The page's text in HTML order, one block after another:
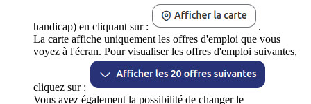
handicap) en cliquant sur :
.
La carte affiche uniquement les offres d'emploi que vous
voyez à l'écran. Pour visualiser les offres d'emploi suivantes,
cliquez sur :
Vous avez également la possibilité de changer le